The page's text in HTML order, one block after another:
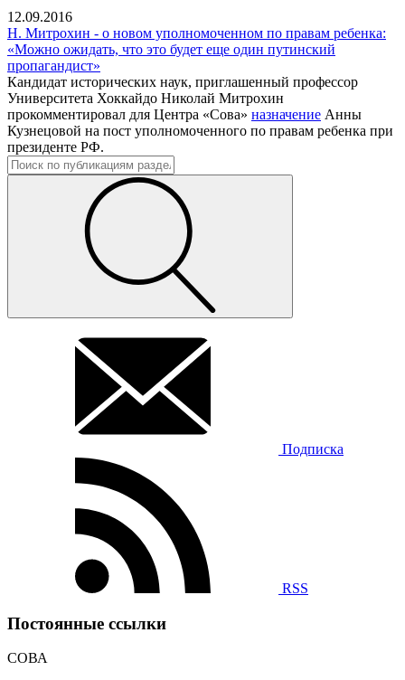
12.09.2016
Н. Митрохин - о новом уполномоченном по правам ребенка:
«Можно ожидать, что это будет еще один путинский
пропагандист»
Кандидат исторических наук, приглашенный профессор
Университета Хоккайдо Николай Митрохин
прокомментировал для Центра «Сова» назначение Анны
Кузнецовой на пост уполномоченного по правам ребенка при
президенте РФ.
Подписка
RSS
Постоянные ссылки
СОВА